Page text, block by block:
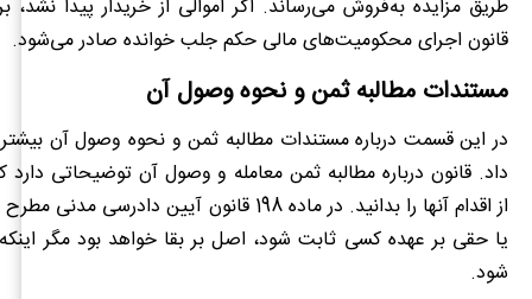
قانون اجرای محکومیت‌های مالی حکم جلب خوانده صادر می‌شود.
مستندات مطالبه ثمن و نحوه وصول آن
در این قسمت درباره مستندات مطالبه ثمن و نحوه وصول آن
داد. قانون درباره مطالبه ثمن معامله و وصول آن توضیحاتی
از اقدام آنها را بدانید. در ماده 198 قانون آیین
یا حقی بر عهده کسی ثابت شود، اصل بر بقا خواهد بود مگر
شود.